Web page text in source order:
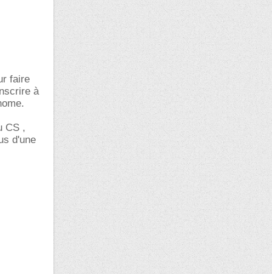
faire
à
CS ,
d'une